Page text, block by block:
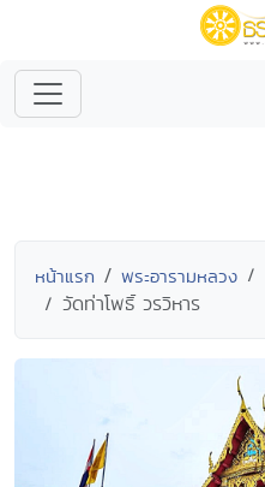
หน้าแรก พระอารามหลวง
วัดท่าโพธิ์ วรวิหาร